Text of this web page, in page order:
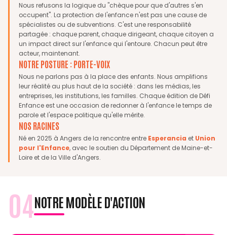
Nous refusons la logique du "chèque pour que d'autres s'en
occupent". La protection de l'enfance n'est pas une cause de
spécialistes ou de subventions. C'est une responsabilité
partagée : chaque parent, chaque dirigeant, chaque citoyen a
un impact direct sur l'enfance qui l'entoure. Chacun peut être
acteur, maintenant.
NOTRE POSTURE : PORTE-VOIX
Nous ne parlons pas à la place des enfants. Nous amplifions
leur réalité au plus haut de la société : dans les médias, les
entreprises, les institutions, les familles. Chaque édition de Défi
Enfance est une occasion de redonner à l'enfance le temps de
parole et l'espace politique qu'elle mérite.
NOS RACINES
Né en 2025 à Angers de la rencontre entre Esperancia et Union
pour l'Enfance, avec le soutien du Département de Maine-et-
Loire et de la Ville d'Angers.
04NOTRE MODÈLE D'ACTION